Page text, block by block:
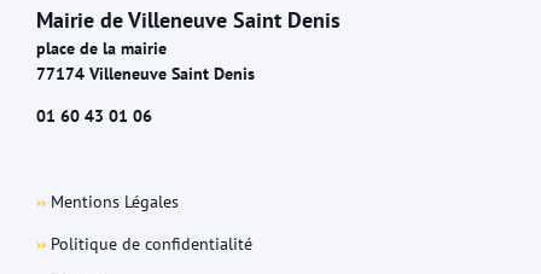
Mairie de Villeneuve Saint Denis
place de la mairie
77174 Villeneuve Saint Denis
01 60 43 01 06
›› Mentions Légales
›› Politique de confidentialité